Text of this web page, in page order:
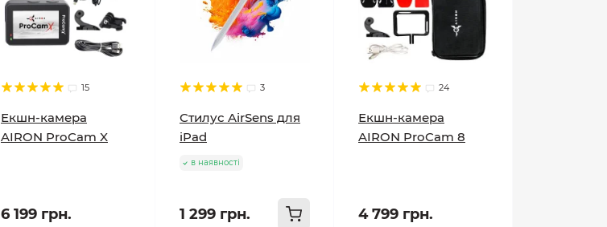
15
Екшн-камера
AIRON ProCam X
6 199 грн.
3
Стилус AirSens для
iPad
в наявності
1 299 грн.
24
Екшн-камера
AIRON ProCam 8
4 799 грн.